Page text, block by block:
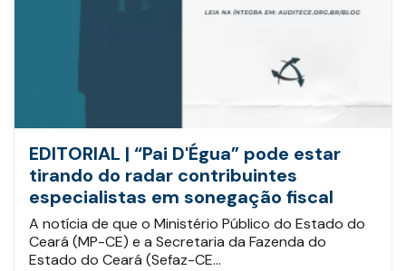
EDITORIAL | “Pai D'Égua” pode estar
tirando do radar contribuintes
especialistas em sonegação fiscal
A notícia de que o Ministério Público do Estado do
Ceará (MP-CE) e a Secretaria da Fazenda do
Estado do Ceará (Sefaz-CE…